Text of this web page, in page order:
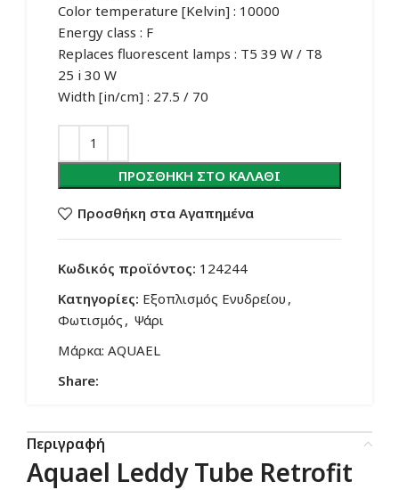
Color temperature [Kelvin] : 10000
Energy class : F
Replaces fluorescent lamps : T5 39 W / T8
25 i 30 W
Width [in/cm] : 27.5 / 70
ΠΡΟΣΘΉΚΗ ΣΤΟ ΚΑΛΆΘΙ
Προσθήκη στα Αγαπημένα
Κωδικός προϊόντος: 124244
Κατηγορίες: Εξοπλισμός Ενυδρείου ,
Φωτισμός , Ψάρι
Μάρκα: AQUAEL
Share:
Περιγραφή
Aquael Leddy Tube Retrofit